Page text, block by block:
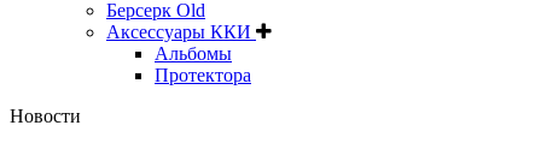
Берсерк Old
Аксессуары ККИ
Альбомы
Протектора
Новости